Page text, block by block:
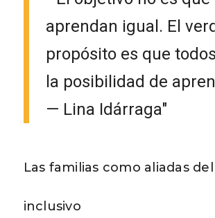
aprendan igual. El
propósito es que
la posibilidad de
— Lina Idárraga
Las familias como aliadas
inclusivo